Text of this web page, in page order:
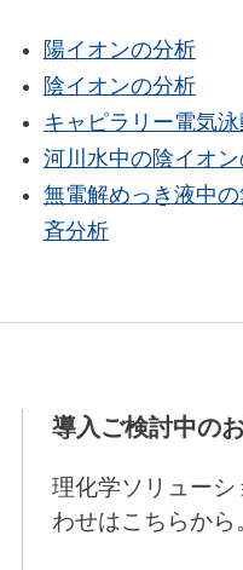
陽イオンの分析
陰イオンの分析
キャピラリー電気
河川水中の陰イオ
無電解めっき液中
斉分析
導入ご検討中の
理化学ソリュー
わせはこちらから